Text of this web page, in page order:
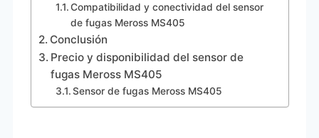
Compatibilidad y conectividad del sensor
de fugas Meross MS405
Conclusión
Precio y disponibilidad del sensor de
fugas Meross MS405
Sensor de fugas Meross MS405